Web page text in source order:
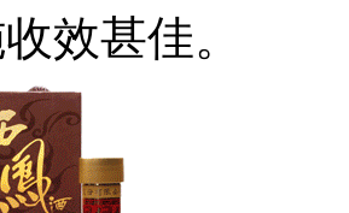
效甚佳。